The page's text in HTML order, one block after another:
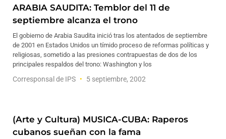
ARABIA SAUDITA: Temblor del 11 de
septiembre alcanza el trono
El gobierno de Arabia Saudita inició tras los atentados de septiembre
de 2001 en Estados Unidos un tímido proceso de reformas políticas y
religiosas, sometido a las presiones contrapuestas de dos de los
principales respaldos del trono: Washington y los
Corresponsal de IPS 5 septiembre, 2002
(Arte y Cultura) MUSICA-CUBA: Raperos
cubanos sueñan con la fama